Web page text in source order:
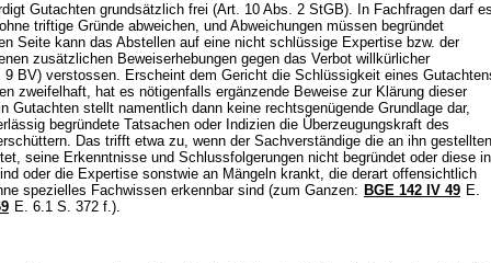
Gutachten grundsätzlich frei (Art. 10 Abs. 2 StGB). In Fachfragen darf es
triftige Gründe abweichen, und Abweichungen müssen begründet
Seite kann das Abstellen auf eine nicht schlüssige Expertise bzw. der
zusätzlichen Beweiserhebungen gegen das Verbot willkürlicher
9 BV) verstossen. Erscheint dem Gericht die Schlüssigkeit eines
zweifelhaft, hat es nötigenfalls ergänzende Beweise zur Klärung dieser
Gutachten stellt namentlich dann keine rechtsgenügende Grundlage dar,
begründete Tatsachen oder Indizien die Überzeugungskraft des
Das trifft etwa zu, wenn der Sachverständige die an ihn gestellten
seine Erkenntnisse und Schlussfolgerungen nicht begründet oder diese in
oder die Expertise sonstwie an Mängeln krankt, die derart offensichtlich
spezielles Fachwissen erkennbar sind (zum Ganzen: BGE 142 IV 49 E.
E. 6.1 S. 372 f.).